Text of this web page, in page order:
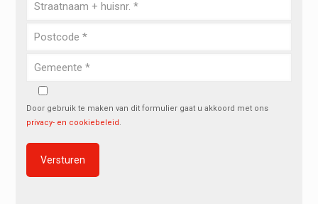
Door gebruik te maken van dit formulier gaat u akkoord met ons
privacy- en cookiebeleid .